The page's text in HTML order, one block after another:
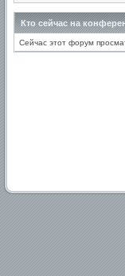
Кто сейчас на
Сейчас этот форум